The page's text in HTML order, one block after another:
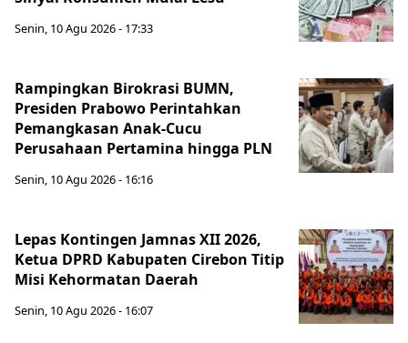
Senin, 10 Agu 2026 - 17:33
Rampingkan Birokrasi BUMN,
Presiden Prabowo Perintahkan
Pemangkasan Anak-Cucu
Perusahaan Pertamina hingga PLN
Senin, 10 Agu 2026 - 16:16
Lepas Kontingen Jamnas XII 2026,
Ketua DPRD Kabupaten Cirebon Titip
Misi Kehormatan Daerah
Senin, 10 Agu 2026 - 16:07